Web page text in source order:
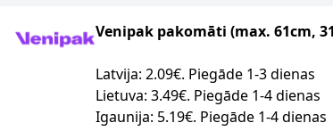
Venipak pakomāti (max. 61cm,
Latvija: 2.09€. Piegāde 1-3 dienas
Lietuva: 3.49€. Piegāde 1-4 dienas
Igaunija: 5.19€. Piegāde 1-4 dienas